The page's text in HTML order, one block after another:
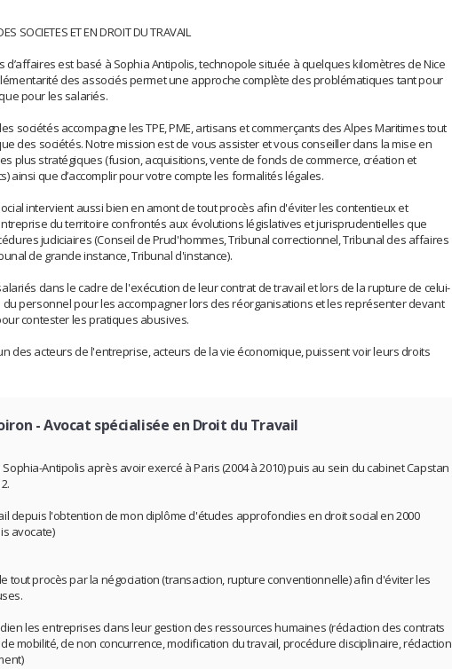
SOCIETES ET EN DROIT DU TRAVAIL
d’affaires est basé à Sophia Antipolis, technopole située à quelques kilomètres de Nice
des associés permet une approche complète des problématiques tant pour
pour les salariés.
sociétés accompagne les TPE, PME, artisans et commerçants des Alpes Maritimes tout
des sociétés. Notre mission est de vous assister et vous conseiller dans la mise en
plus stratégiques (fusion, acquisitions, vente de fonds de commerce, création et
ainsi que d’accomplir pour votre compte les formalités légales.
intervient aussi bien en amont de tout procès afin d'éviter les contentieux et
du territoire confrontés aux évolutions législatives et jurisprudentielles que
judiciaires (Conseil de Prud'hommes, Tribunal correctionnel, Tribunal des affaires
de grande instance, Tribunal d'instance).
dans le cadre de l'exécution de leur contrat de travail et lors de la rupture de celui-
personnel pour les accompagner lors des réorganisations et les représenter devant
contester les pratiques abusives.
des acteurs de l'entreprise, acteurs de la vie économique, puissent voir leurs droits
- Avocat spécialisée en Droit du Travail
Antipolis après avoir exercé à Paris (2004 à 2010) puis au sein du cabinet Capstan
depuis l'obtention de mon diplôme d'études approfondies en droit social en 2000
avocate)
tout procès par la négociation (transaction, rupture conventionnelle) afin d'éviter les
les entreprises dans leur gestion des ressources humaines (rédaction des contrats
mobilité, de non concurrence, modification du travail, procédure disciplinaire, rédaction